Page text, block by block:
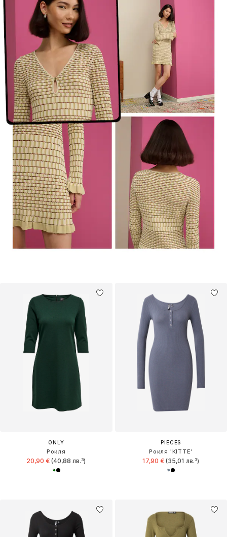
ONLY
Рокля
20,90 € (40,88 лв.³)
PIECES
Рокля 'KITTE'
17,90 € (35,01 лв.³)